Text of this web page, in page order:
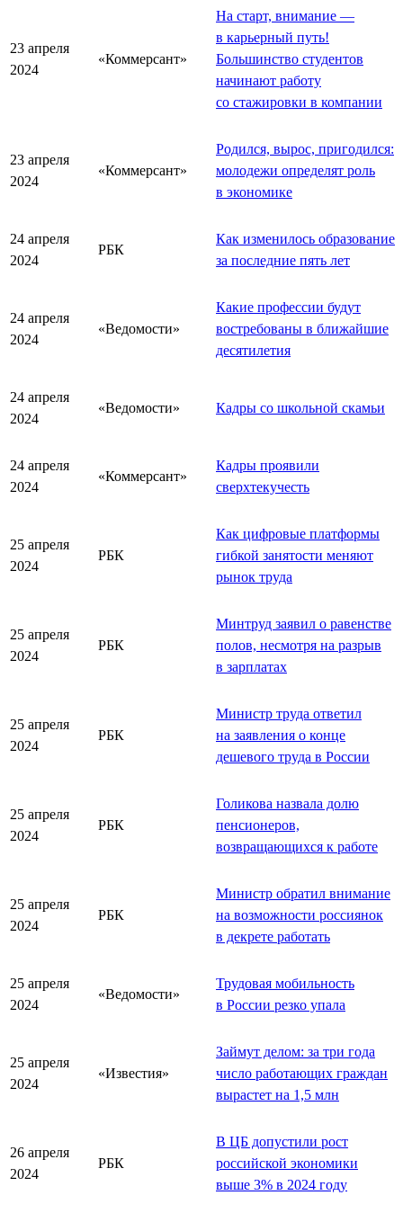
23 апреля
2024
«Коммерсант»
На старт, внимание —
в карьерный путь!
Большинство студентов
начинают работу
со стажировки в компании
23 апреля
2024
«Коммерсант»
Родился, вырос, пригодился:
молодежи определят роль
в экономике
24 апреля
2024
РБК
Как изменилось образование
за последние пять лет
24 апреля
2024
«Ведомости»
Какие профессии будут
востребованы в ближайшие
десятилетия
24 апреля
2024
«Ведомости» Кадры со школьной скамьи
24 апреля
2024
«Коммерсант»
Кадры проявили
сверхтекучесть
25 апреля
2024
РБК
Как цифровые платформы
гибкой занятости меняют
рынок труда
25 апреля
2024
РБК
Минтруд заявил о равенстве
полов, несмотря на разрыв
в зарплатах
25 апреля
2024
РБК
Министр труда ответил
на заявления о конце
дешевого труда в России
25 апреля
2024
РБК
Голикова назвала долю
пенсионеров,
возвращающихся к работе
25 апреля
2024
РБК
Министр обратил внимание
на возможности россиянок
в декрете работать
25 апреля
2024
«Ведомости»
Трудовая мобильность
в России резко упала
25 апреля
2024
«Известия»
Займут делом: за три года
число работающих граждан
вырастет на 1,5 млн
26 апреля
2024
РБК
В ЦБ допустили рост
российской экономики
выше 3% в 2024 году